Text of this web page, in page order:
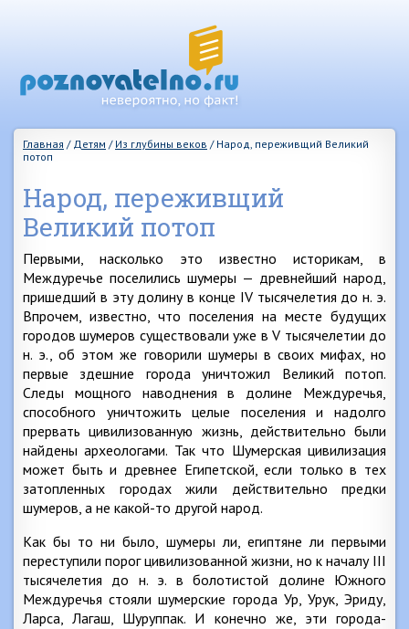
Главная / Детям / Из глубины веков / Народ, переживщий Великий
потоп
Народ, переживщий
Великий потоп
Первыми, насколько это известно историкам, в
Междуречье поселились шумеры — древнейший народ,
пришедший в эту долину в конце IV тысячелетия до н. э.
Впрочем, известно, что поселения на месте будущих
городов шумеров существовали уже в V тысячелетии до
н. э., об этом же говорили шумеры в своих мифах, но
первые здешние города уничтожил Великий потоп.
Следы мощного наводнения в долине Междуречья,
способного уничтожить целые поселения и надолго
прервать цивилизованную жизнь, действительно были
найдены археологами. Так что Шумерская цивилизация
может быть и древнее Египетской, если только в тех
затопленных городах жили действительно предки
шумеров, а не какой-то другой народ.
Как бы то ни было, шумеры ли, египтяне ли первыми
переступили порог цивилизованной жизни, но к началу III
тысячелетия до н. э. в болотистой долине Южного
Междуречья стояли шумерские города Ур, Урук, Эриду,
Ларса, Лагаш, Шуруппак. И конечно же, эти города-